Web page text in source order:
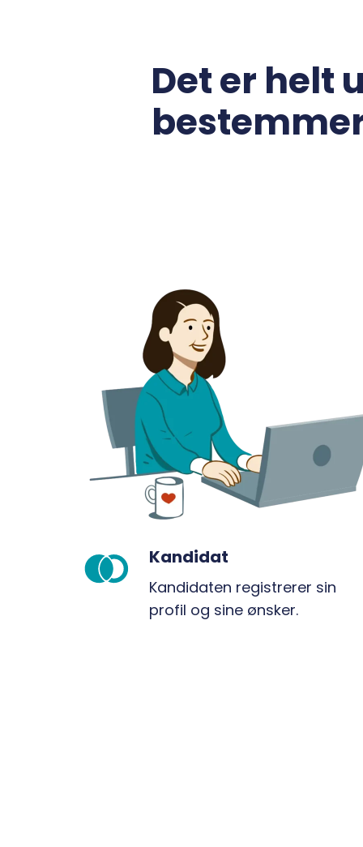
Det er helt
Kandidat
Kandidaten registrerer sin
profil og sine ønsker.
Kandidat